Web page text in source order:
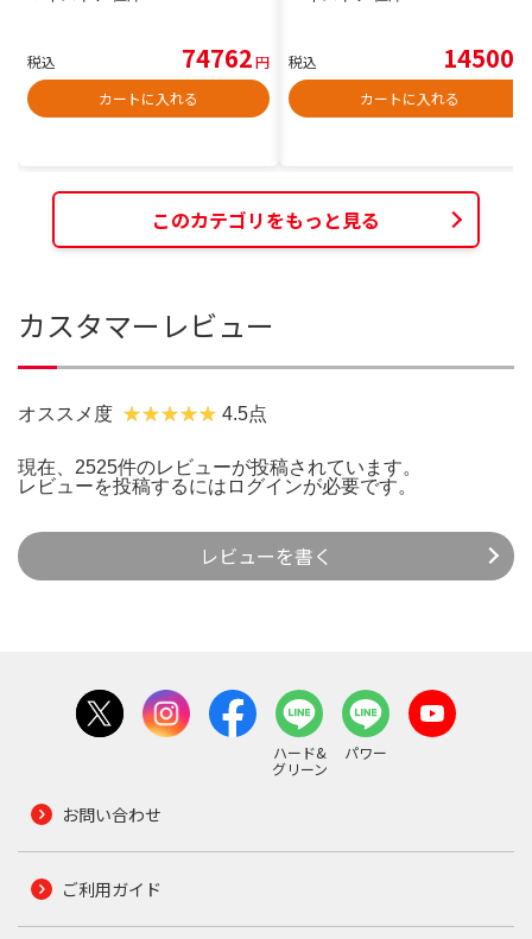
税込 74762円
カートに入れる
税込 14500
カートに入れる
このカテゴリをもっと見る
カスタマーレビュー
オススメ度 4.5点
現在、2525件のレビューが投稿されています。
レビューを投稿するには ログインが必要です。
レビューを書く
ハード&
グリーン
パワー
お問い合わせ
ご利用ガイド